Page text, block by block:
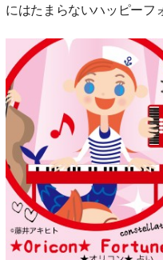
にはたまらないハッピーフ